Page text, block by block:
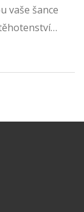
vaše šance